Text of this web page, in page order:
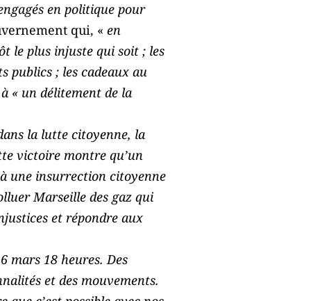
en politique pour
qui, « en
le plus injuste qui soit ; les
publics ; les cadeaux au
« un délitement de la
la lutte citoyenne, la
victoire montre qu’un
une insurrection citoyenne
Marseille des gaz qui
et répondre aux
mars 18 heures. Des
et des mouvements.